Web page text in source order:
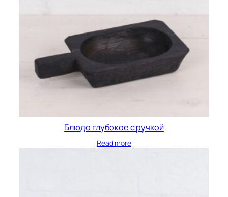
Блюдо глубокое с ручкой
Read more